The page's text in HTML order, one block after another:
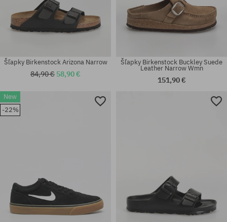
Dostupné veľkosti:
37.5; 42
Šľapky Birkenstock Arizona Narrow
84,90 € 58,90 €
Šľapky Birkenstock Buckley Suede
Leather Narrow Wmn
151,90 €
New
-22%